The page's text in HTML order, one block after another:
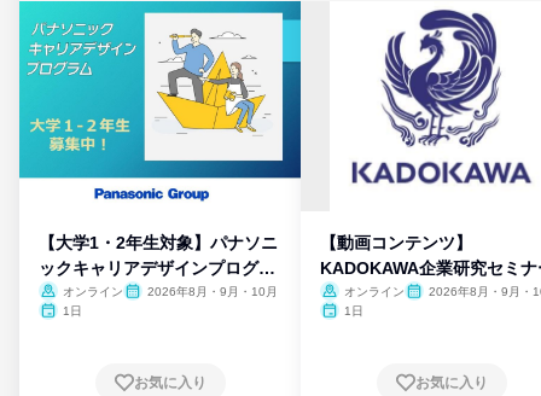
【大学1・2年生対象】パナソニ
ックキャリアデザインプログラ
ム
オンライン
2026年8月・9月・10月
1日
お気に入り
【動画コンテンツ】
KADOKAWA企業研究セミナ
オンライン
2026年8月・9月・
1日
お気に入り